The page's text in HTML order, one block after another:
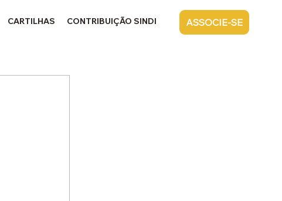
CARTILHAS CONTRIBUIÇÃO SINDICAL CONTATO
ASSOCIE-SE